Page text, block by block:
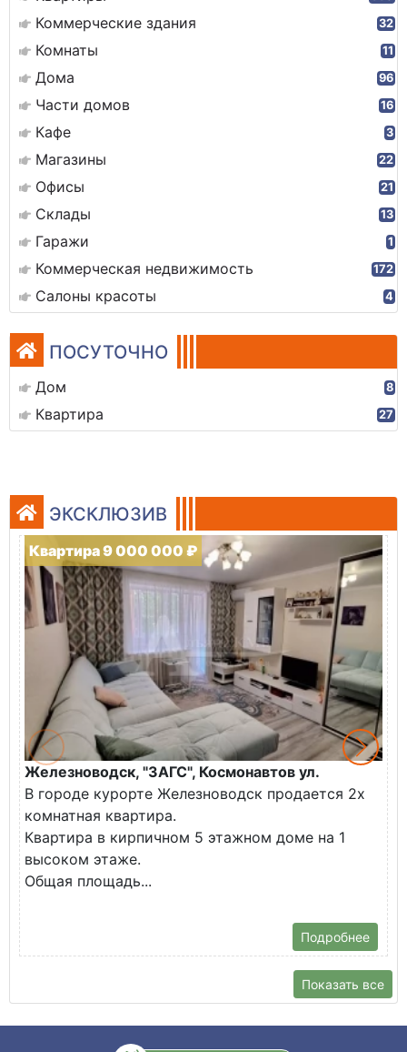
Коммерческие здания 32
Комнаты 11
Дома 96
Части домов 16
Кафе 3
Магазины 22
Офисы 21
Склады 13
Гаражи 1
Коммерческая недвижимость 172
Салоны красоты 4
ПОСУТОЧНО
Дом 8
Квартира 27
ЭКСКЛЮЗИВ
Квартира 9 000 000 ₽
Железноводск, "ЗАГС", Космонавтов ул.
В городе курорте Железноводск продается 2х
комнатная квартира.
Квартира в кирпичном 5 этажном доме на 1
высоком этаже.
Общая площадь...
Подробнее
Показать все